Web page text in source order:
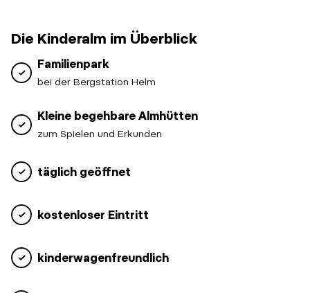
Die Kinderalm im Überblick
Familienpark
bei der Bergstation Helm
Kleine begehbare Almhütten
zum Spielen und Erkunden
täglich geöffnet
kostenloser Eintritt
kinderwagenfreundlich